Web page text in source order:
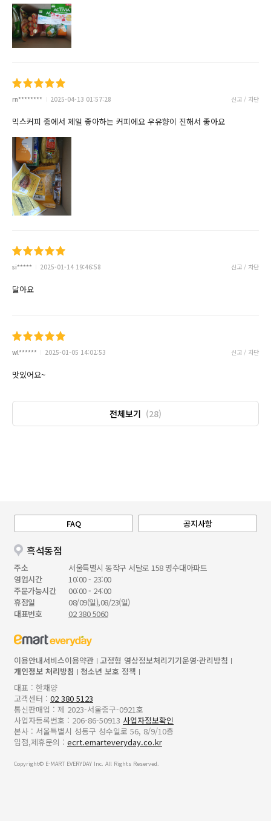
rn******** 2025-04-13 01:57:28 신고 / 차단
믹스커피 중에서 제일 좋아하는 커피에요 우유향이 진해서 좋아요
si***** 2025-01-14 19:46:58 신고 / 차단
달아요
wl****** 2025-01-05 14:02:53 신고 / 차단
맛있어요~
전체보기 (28)
FAQ 공지사항
흑석동점
주소
서울특별시 동작구 서달로 158 명수대아파트
영업시간
10:00 - 23:00
주문가능시간
00:00 - 24:00
휴점일
08/09(일),08/23(일)
대표번호
02 380 5060
이용안내서비스이용약관 고정형 영상정보처리기기운영·관리방침
개인정보 처리방침
청소년 보호 정책
대표 : 한채양
고객센터 : 02 380 5123
통신판매업 : 제 2023-서울중구-0921호
사업자등록번호 : 206-86-50913 사업자정보확인
본사 : 서울특별시 성동구 성수일로 56, 8/9/10층
입점,제휴문의 : ecrt.emarteveryday.co.kr
Copyright© E-MART EVERYDAY Inc. All Rights Reserved.